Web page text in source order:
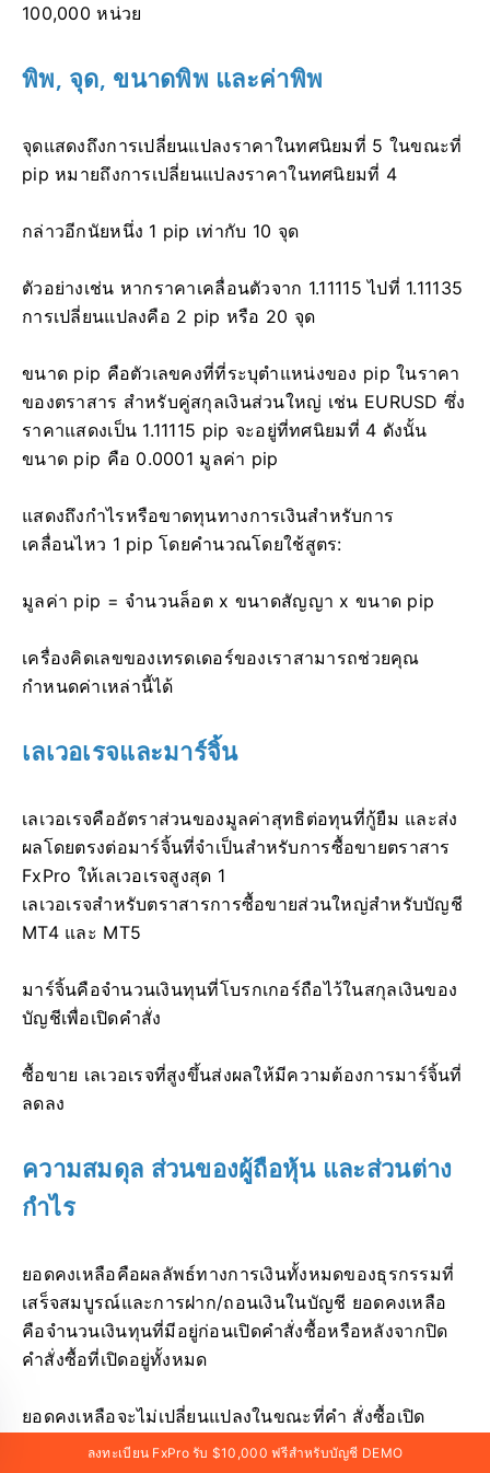
100,000 หน่วย
พิพ, จุด, ขนาดพิพ และค่าพิพ
จุดแสดงถึงการเปลี่ยนแปลงราคาในทศนิยมที่ 5 ในขณะที่
pip หมายถึงการเปลี่ยนแปลงราคาในทศนิยมที่ 4
กล่าวอีกนัยหนึ่ง 1 pip เท่ากับ 10 จุด
ตัวอย่างเช่น หากราคาเคลื่อนตัวจาก 1.11115 ไปที่ 1.11135
การเปลี่ยนแปลงคือ 2 pip หรือ 20 จุด
ขนาด pip คือตัวเลขคงที่ที่ระบุตำแหน่งของ pip ในราคา
ของตราสาร สำหรับคู่สกุลเงินส่วนใหญ่ เช่น EURUSD ซึ่ง
ราคาแสดงเป็น 1.11115 pip จะอยู่ที่ทศนิยมที่ 4 ดังนั้น
ขนาด pip คือ 0.0001 มูลค่า pip
แสดงถึงกำไรหรือขาดทุนทางการเงินสำหรับการ
เคลื่อนไหว 1 pip โดยคำนวณโดยใช้สูตร:
มูลค่า pip = จำนวนล็อต x ขนาดสัญญา x ขนาด pip
เครื่องคิดเลขของเทรดเดอร์ของเราสามารถช่วยคุณ
กำหนดค่าเหล่านี้ได้
เลเวอเรจและมาร์จิ้น
เลเวอเรจคืออัตราส่วนของมูลค่าสุทธิต่อทุนที่กู้ยืม และส่ง
ผลโดยตรงต่อมาร์จิ้นที่จำเป็นสำหรับการซื้อขายตราสาร
FxPro ให้เลเวอเรจสูงสุด 1
เลเวอเรจสำหรับตราสารการซื้อขายส่วนใหญ่สำหรับบัญชี
MT4 และ MT5
มาร์จิ้นคือจำนวนเงินทุนที่โบรกเกอร์ถือไว้ในสกุลเงินของ
บัญชีเพื่อเปิดคำสั่ง
ซื้อขาย เลเวอเรจที่สูงขึ้นส่งผลให้มีความต้องการมาร์จิ้นที่
ลดลง
ความสมดุล ส่วนของผู้ถือหุ้น และส่วนต่าง
กำไร
ยอดคงเหลือคือผลลัพธ์ทางการเงินทั้งหมดของธุรกรรมที่
เสร็จสมบูรณ์และการฝาก/ถอนเงินในบัญชี ยอดคงเหลือ
คือจำนวนเงินทุนที่มีอยู่ก่อนเปิดคำสั่งซื้อหรือหลังจากปิด
คำสั่งซื้อที่เปิดอยู่ทั้งหมด
ยอดคงเหลือจะไม่เปลี่ยนแปลงในขณะที่คำ สั่งซื้อเปิด
ลงทะเบียน FxPro รับ $10,000 ฟรีสำหรับบัญชี DEMO